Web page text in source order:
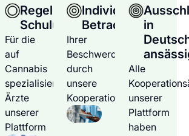
Regelmäßige
Schulungen
Für die
auf
Cannabis
spezialisierten
Ärzte
unserer
Plattform
Individuelle
Betrachtung
Ihrer
Beschwerden
durch
unsere
Kooperationsärzte
in
Alle
unserer
Plattform
haben